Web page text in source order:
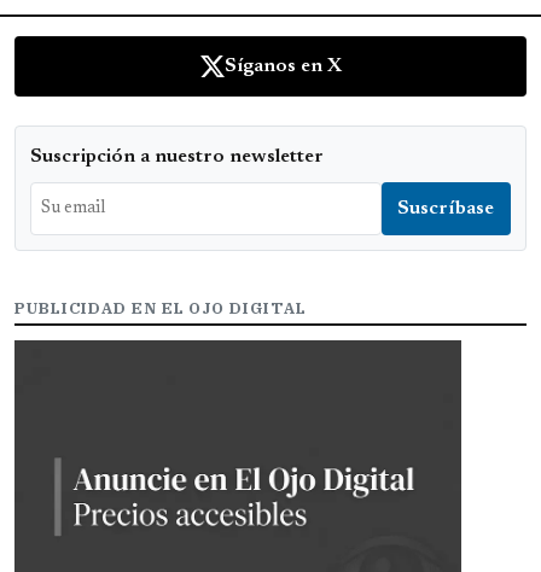
Síganos en X
Suscripción a nuestro newsletter
PUBLICIDAD EN EL OJO DIGITAL